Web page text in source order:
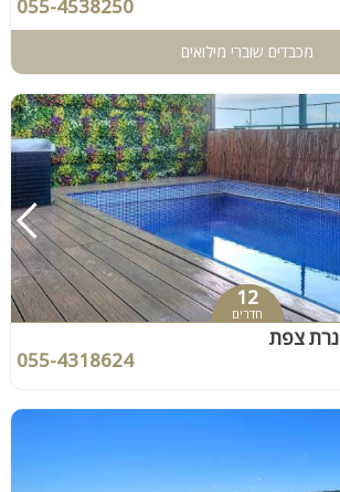
055-4538250
מכבדים שוברי מילואים
12
חדרים
צפת
055-4318624